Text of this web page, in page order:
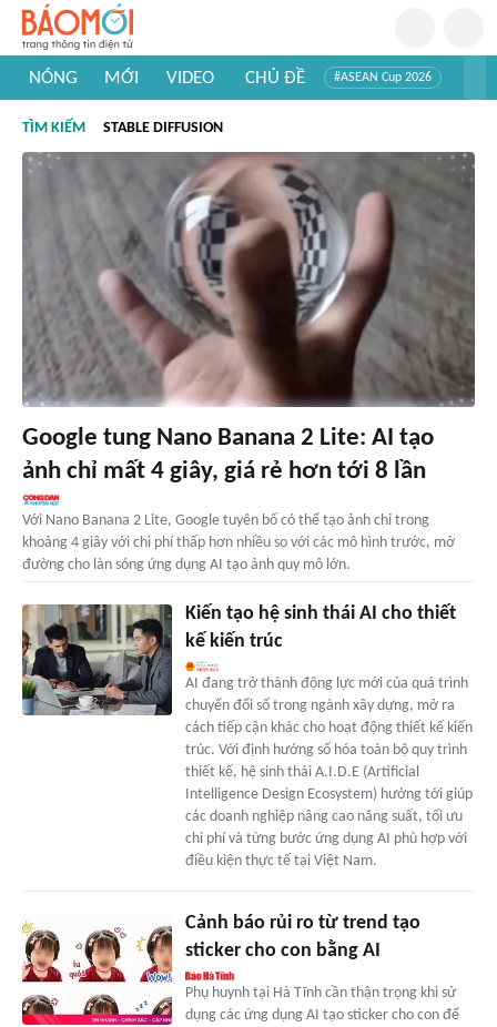
NÓNG MỚI VIDEO CHỦ ĐỀ #ASEAN Cup 2026
#Khám phá thế giới
TÌM KIẾM STABLE DIFFUSION
Google tung Nano Banana 2 Lite: AI tạo
ảnh chỉ mất 4 giây, giá rẻ hơn tới 8 lần
Với Nano Banana 2 Lite, Google tuyên bố có thể tạo ảnh chỉ trong
khoảng 4 giây với chi phí thấp hơn nhiều so với các mô hình trước, mở
đường cho làn sóng ứng dụng AI tạo ảnh quy mô lớn.
Kiến tạo hệ sinh thái AI cho thiết
kế kiến trúc
AI đang trở thành động lực mới của quá trình
chuyển đổi số trong ngành xây dựng, mở ra
cách tiếp cận khác cho hoạt động thiết kế kiến
trúc. Với định hướng số hóa toàn bộ quy trình
thiết kế, hệ sinh thái A.I.D.E (Artificial
Intelligence Design Ecosystem) hướng tới giúp
các doanh nghiệp nâng cao năng suất, tối ưu
chi phí và từng bước ứng dụng AI phù hợp với
điều kiện thực tế tại Việt Nam.
Cảnh báo rủi ro từ trend tạo
sticker cho con bằng AI
Phụ huynh tại Hà Tĩnh cần thận trọng khi sử
dụng các ứng dụng AI tạo sticker cho con để